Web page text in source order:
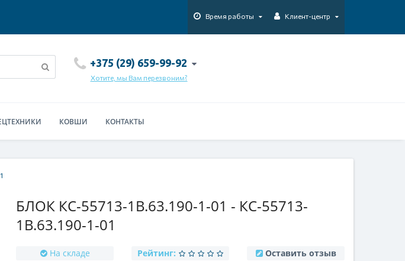
Время работы Клиент-центр
+375 (29) 659-99-92
Хотите, мы Вам перезвоним?
КОВШИ КОНТАКТЫ
БЛОК КС-55713-1В.63.190-1-01 - КС-55713-
1В.63.190-1-01
На складе Рейтинг: Оставить отзыв